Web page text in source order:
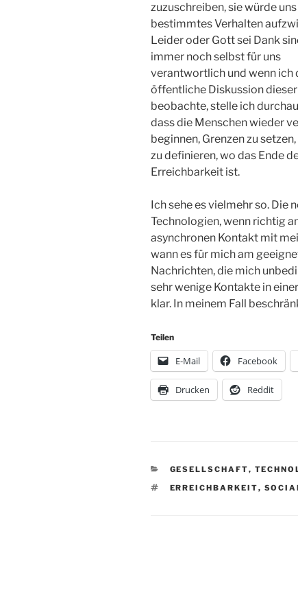
zuzuschreiben, sie würde
bestimmtes Verhalten
Leider oder Gott sei Dank
immer noch selbst für uns
verantwortlich und wenn ich
öffentliche Diskussion dieser
beobachte, stelle ich
dass die Menschen wieder
beginnen, Grenzen zu
zu definieren, wo das Ende
Erreichbarkeit ist.
Ich sehe es vielmehr so. Die
Technologien, wenn richtig
asynchronen Kontakt mit
wann es für mich am
Nachrichten, die mich
sehr wenige Kontakte in
klar. In meinem Fall
Teilen
E-Mail Facebook
Drucken Reddit
KATEGORIEN
GESELLSCHAFT,
SCHLAGWÖRTER
ERREICHBARKEIT,